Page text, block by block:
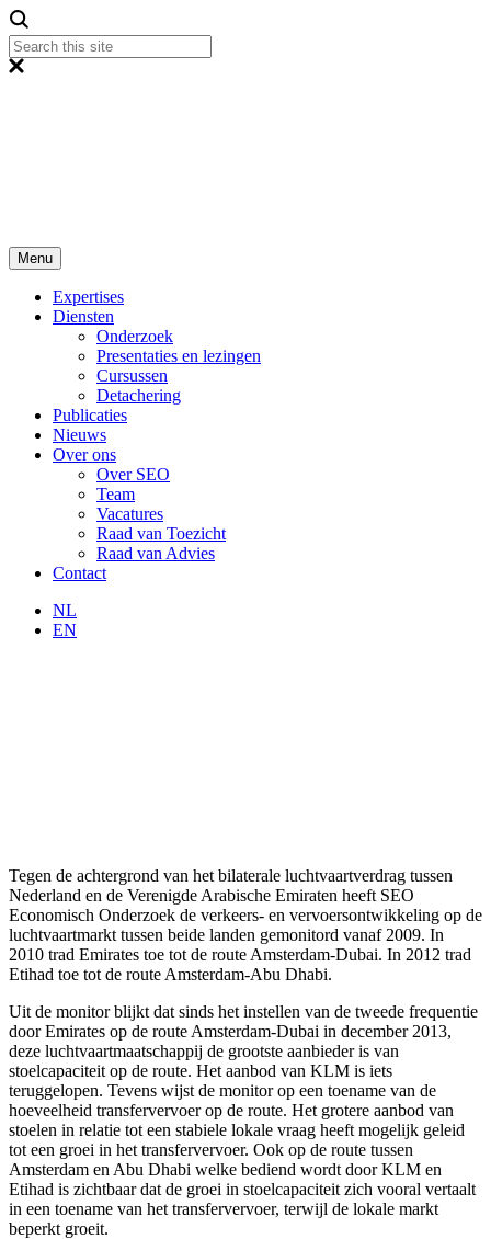
Menu
Expertises
Diensten
Onderzoek
Presentaties en lezingen
Cursussen
Detachering
Publicaties
Nieuws
Over ons
Over SEO
Team
Vacatures
Raad van Toezicht
Raad van Advies
Contact
NL
EN
Tegen de achtergrond van het bilaterale luchtvaartverdrag tussen
Nederland en de Verenigde Arabische Emiraten heeft SEO
Economisch Onderzoek de verkeers- en vervoersontwikkeling op de
luchtvaartmarkt tussen beide landen gemonitord vanaf 2009. In
2010 trad Emirates toe tot de route Amsterdam-Dubai. In 2012 trad
Etihad toe tot de route Amsterdam-Abu Dhabi.
Uit de monitor blijkt dat sinds het instellen van de tweede frequentie
door Emirates op de route Amsterdam-Dubai in december 2013,
deze luchtvaartmaatschappij de grootste aanbieder is van
stoelcapaciteit op de route. Het aanbod van KLM is iets
teruggelopen. Tevens wijst de monitor op een toename van de
hoeveelheid transfervervoer op de route. Het grotere aanbod van
stoelen in relatie tot een stabiele lokale vraag heeft mogelijk geleid
tot een groei in het transfervervoer. Ook op de route tussen
Amsterdam en Abu Dhabi welke bediend wordt door KLM en
Etihad is zichtbaar dat de groei in stoelcapaciteit zich vooral vertaalt
in een toename van het transfervervoer, terwijl de lokale markt
beperkt groeit.